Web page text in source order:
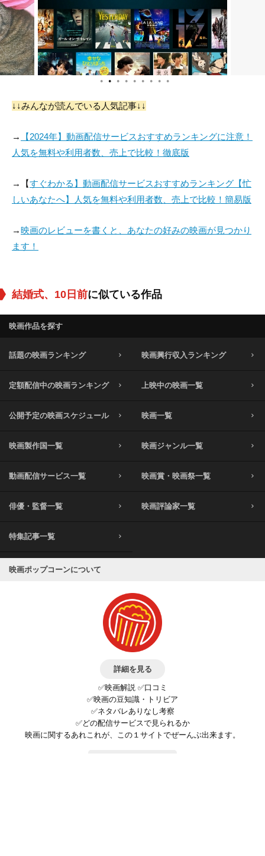
役： 役：
役：
役： 役： 役：
● ● ● ● ● ● ● ● ●
↓↓みんなが読んでいる人気記事↓↓
→
【2024年】動画配信サービスおすすめランキングに注意！
人気を無料や利用者数、売上で比較！徹底版
→【すぐわかる】動画配信サービスおすすめランキング【忙
しいあなたへ】人気を無料や利用者数、売上で比較！簡易版
→映画のレビューを書くと、あなたの好みの映画が見つかり
ます！
結婚式、10日前に似ている作品
映画作品を探す
話題の映画ランキング 映画興行収入ランキング
定額配信中の映画ランキング 上映中の映画一覧
公開予定の映画スケジュール 映画一覧
映画製作国一覧 映画ジャンル一覧
動画配信サービス一覧 映画賞・映画祭一覧
俳優・監督一覧 映画評論家一覧
特集記事一覧
映画ポップコーンについて
詳細を見る
✅映画解説 ✅口コミ
✅映画の豆知識・トリビア
✅ネタバレありなし考察
✅どの配信サービスで見られるか
映画に関するあれこれが、この１サイトでぜーんぶ出来ます。